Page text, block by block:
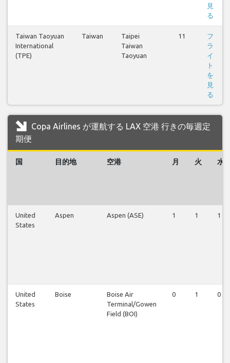
見
る
Taiwan Taoyuan
International
(TPE)
Taiwan
Taipei
Taiwan
Taoyuan
11
フ
ラ
イ
ト
を
見
る
Copa Airlines が運航する LAX 空港 行きの毎週定
期便
国 目的地 空港 月 火 水
United
States
Aspen Aspen (ASE) 1 1 1
United
States
Boise
Boise Air
Terminal/Gowen
Field (BOI)
0 1 0